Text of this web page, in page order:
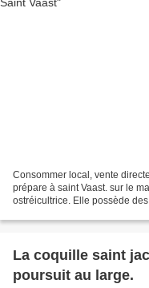
Consommer local, vente
prépare à saint Vaast. sur le
ostréicultrice. Elle possède
La coquille saint
poursuit au large.